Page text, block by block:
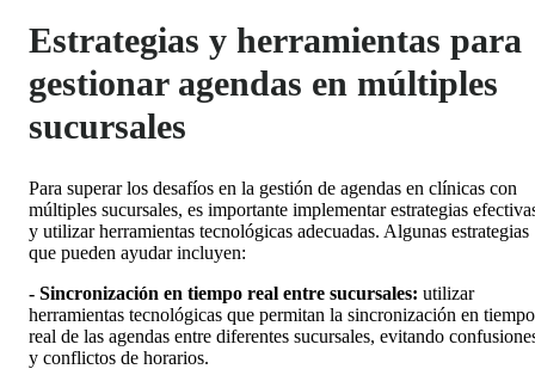
Estrategias y herramientas para
gestionar agendas en múltiples
sucursales
Para superar los desafíos en la gestión de agendas en clínicas con
múltiples sucursales, es importante implementar estrategias
y utilizar herramientas tecnológicas adecuadas. Algunas estrategias
que pueden ayudar incluyen:
- Sincronización en tiempo real entre sucursales: utilizar
herramientas tecnológicas que permitan la sincronización en tiempo
real de las agendas entre diferentes sucursales, evitando
y conflictos de horarios.